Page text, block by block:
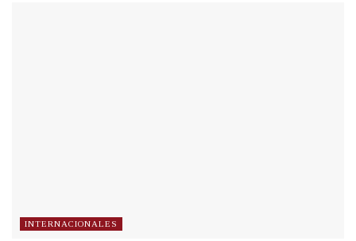
INTERNACIONALES